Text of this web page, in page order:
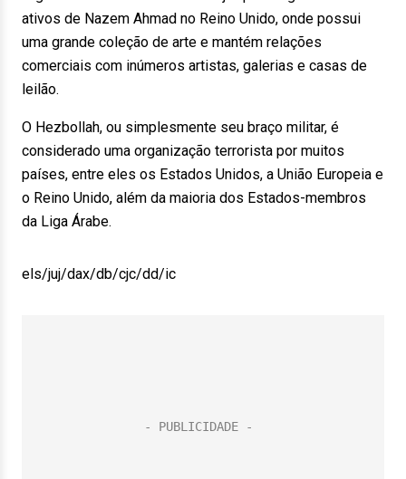
ativos de Nazem Ahmad no Reino Unido, onde possui
uma grande coleção de arte e mantém relações
comerciais com inúmeros artistas, galerias e casas de
leilão.
O Hezbollah, ou simplesmente seu braço militar, é
considerado uma organização terrorista por muitos
países, entre eles os Estados Unidos, a União Europeia e
o Reino Unido, além da maioria dos Estados-membros
da Liga Árabe.
els/juj/dax/db/cjc/dd/ic